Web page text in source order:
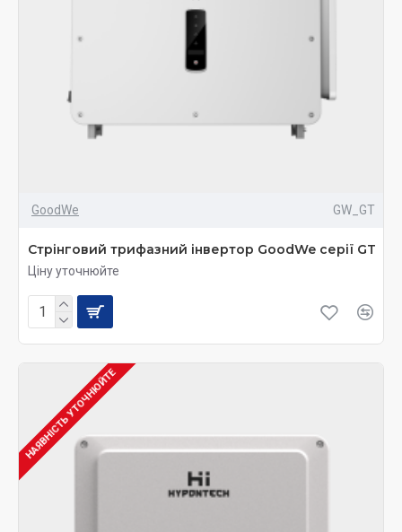
GoodWe GW_GT
Стрінговий трифазний інвертор GoodWe серії GT
Ціну уточнюйте
НАЯВНІСТЬ УТОЧНЮЙТЕ